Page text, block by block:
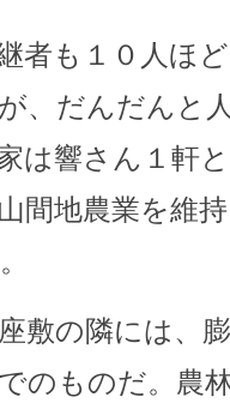
者も１０人ほ
、だんだんと
は響さん１軒
間地農業を維
敷の隣には、
のものだ。農